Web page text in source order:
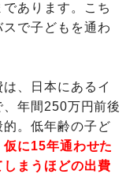
あります。こち
で子どもを通わ
、日本にあるイ
年間250万円前後
的。低年齢の子ど
仮に15年通わせた
まうほどの出費